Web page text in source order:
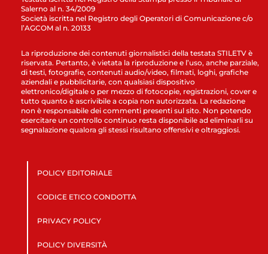
Salerno al n. 34/2009
Società iscritta nel Registro degli Operatori di Comunicazione c/o
l’AGCOM al n. 20133
La riproduzione dei contenuti giornalistici della testata STILETV è
riservata. Pertanto, è vietata la riproduzione e l’uso, anche parziale,
di testi, fotografie, contenuti audio/video, filmati, loghi, grafiche
aziendali e pubblicitarie, con qualsiasi dispositivo
elettronico/digitale o per mezzo di fotocopie, registrazioni, cover e
tutto quanto è ascrivibile a copia non autorizzata. La redazione
non è responsabile dei commenti presenti sul sito. Non potendo
esercitare un controllo continuo resta disponibile ad eliminarli su
segnalazione qualora gli stessi risultano offensivi e oltraggiosi.
POLICY EDITORIALE
CODICE ETICO CONDOTTA
PRIVACY POLICY
POLICY DIVERSITÀ